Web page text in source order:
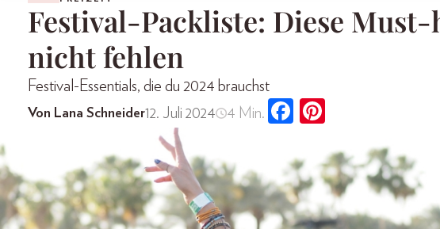
Festival-Packliste: Diese Must-
nicht fehlen
Festival-Essentials, die du 2024 brauchst
Von Lana Schneider12. Juli 2024 4 Min.